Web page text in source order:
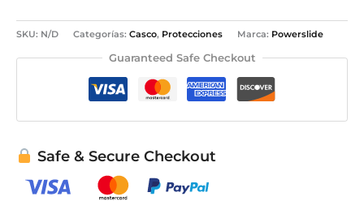
SKU: N/D Categorías: Casco, Protecciones Marca: Powerslide
Guaranteed Safe Checkout
Safe & Secure Checkout